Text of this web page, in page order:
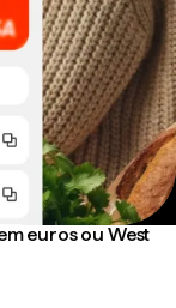
euros ou West